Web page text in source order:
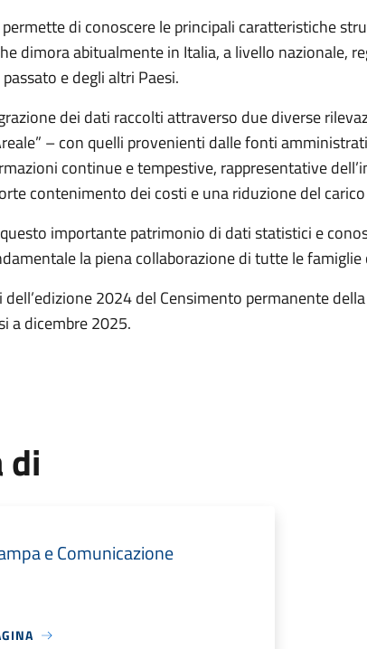
di conoscere le principali caratteristiche
dimora abitualmente in Italia, a livello nazionale,
e degli altri Paesi.
dei dati raccolti attraverso due diverse
– con quelli provenienti dalle fonti
continue e tempestive, rappresentative
contenimento dei costi e una riduzione del
importante patrimonio di dati statistici e
la piena collaborazione di tutte le famiglie
2024 del Censimento permanente
a dicembre 2025.
di
e Comunicazione